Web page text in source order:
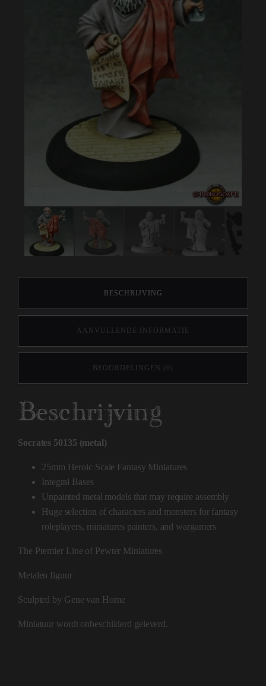
BESCHRIJVING
AANVULLENDE INFORMATIE
BEOORDELINGEN (0)
Beschrijving
Socrates 50135 (metal)
25mm Heroic Scale Fantasy Miniatures
Integral Bases
Unpainted metal models that may require assembly
Huge selection of characters and monsters for fantasy
roleplayers, miniatures painters, and wargamers
The Premier Line of Pewter Miniatures
Metalen figuur
Sculpted by Gene van Horne
Miniatuur wordt onbeschilderd geleverd.